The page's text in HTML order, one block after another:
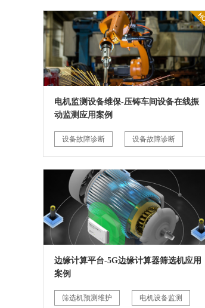
电机监测设备维保-压铸车间设备在线振
动监测应用案例
设备故障诊断 设备故障诊断
边缘计算平台-5G边缘计算器筛选机应用
案例
筛选机预测维护 电机设备监测